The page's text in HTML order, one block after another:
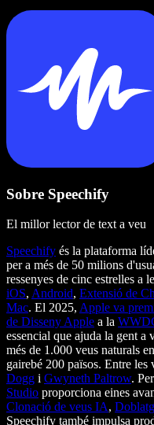
Sobre Speechify
El millor lector de text a veu
Speechify és la plataforma
per a més de 50 milions
ressenyes de cinc estrelles a
iOS, Android, Extensió de
Mac. El 2025, Apple va
de Disseny Apple a la
essencial que ajuda la gent
més de 1.000 veus naturals
gairebé 200 països. Entre
Dogg i Gwyneth Paltrow.
Studio proporciona eines
Clonació de veus IA,
Speechify també impulsa